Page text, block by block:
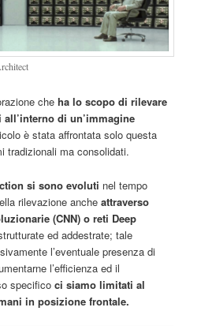
cheha lo scopo di rilevare
di un’immagine
è stata affrontata solo questa
tradizionali ma consolidati.
si sono evoluti nel tempo
rilevazione ancheattraverso
(CNN) o reti Deep
ed addestrate; tale
l’eventuale presenza di
l’efficienza ed il
specificoci siamo limitati al
in posizione frontale.